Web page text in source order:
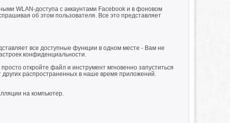
WLAN-доступа с аккаунтами Facebook и в фоновом
об этом пользователя. Все это представляет
все доступные функции в одном месте - Вам не
конфиденциальности.
откройте файл и инструмент мгновенно запуститься
распространенных в наше время приложений.
на компьютер.